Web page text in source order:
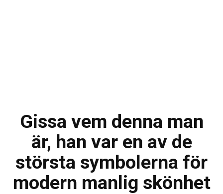
Gissa vem denna man
är, han var en av de
största symbolerna för
modern manlig skönhet